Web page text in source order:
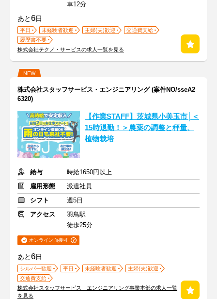
車12分
あと6日
平日 未経験者歓迎 主婦(夫)歓迎
交通費支給
履歴書不要
株式会社テクノ・サービスの求人一覧を見る
NEW
株式会社スタッフサービス・エンジニアリング (案件NO/sseA2
6320)
【作業STAFF】茨城県小美玉市│＜
15時退勤！＞農薬の調整と秤量、
植物栽培
給与
時給1650円以上
雇用形態
派遣社員
シフト
週5日
アクセス
羽鳥駅
徒歩25分
オンライン面接可
あと6日
シルバー歓迎 平日 未経験者歓迎
主婦(夫)歓迎
交通費支給
株式会社スタッフサービス エンジニアリング事業本部の求人一覧
を見る